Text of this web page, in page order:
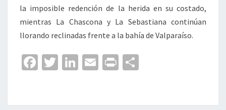
la imposible redención de la herida en su costado,
mientras La Chascona y La Sebastiana continúan
llorando reclinadas frente a la bahía de Valparaíso.
Fa T
Li
E
Pr